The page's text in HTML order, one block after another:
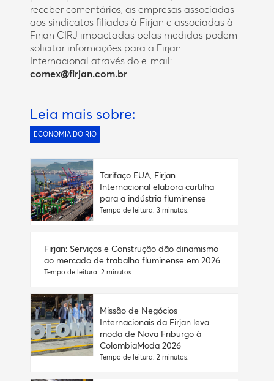
receber comentários, as empresas associadas
aos sindicatos filiados à Firjan e associadas à
Firjan CIRJ impactadas pelas medidas podem
solicitar informações para a Firjan
Internacional através do e-mail:
comex@firjan.com.br
Leia mais sobre:
ECONOMIA DO RIO
Tarifaço EUA, Firjan
Internacional elabora cartilha
para a indústria fluminense
Tempo de leitura: 3 minutos.
Firjan: Serviços e Construção dão dinamismo
ao mercado de trabalho fluminense em 2026
Tempo de leitura: 2 minutos.
Missão de Negócios
Internacionais da Firjan leva
moda de Nova Friburgo à
ColombiaModa 2026
Tempo de leitura: 2 minutos.